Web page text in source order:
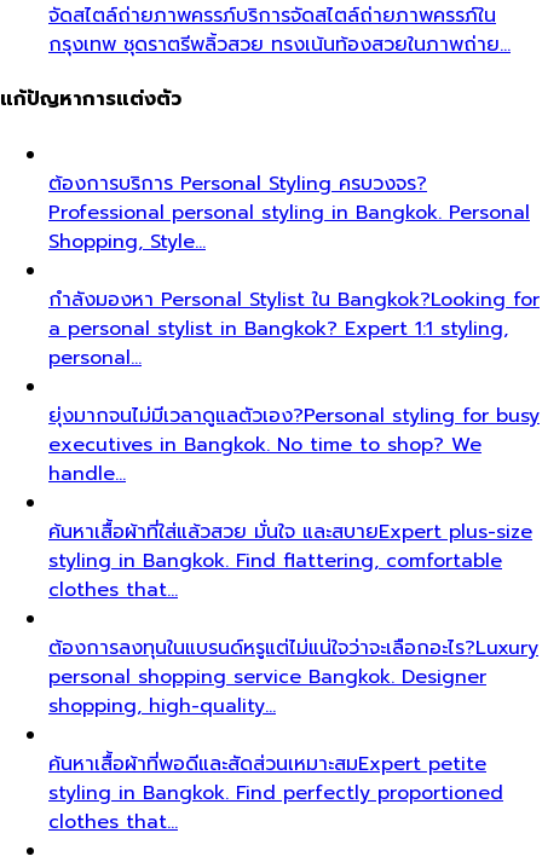
จัดสไตล์ถ่ายภาพครรภ์บริการจัดสไตล์ถ่ายภาพครรภ์ใน
กรุงเทพ ชุดราตรีพลิ้วสวย ทรงเน้นท้องสวยในภาพถ่าย…
แก้ปัญหาการแต่งตัว
ต้องการบริการ Personal Styling ครบวงจร?
Professional personal styling in Bangkok. Personal
Shopping, Style…
กำลังมองหา Personal Stylist ใน Bangkok?Looking for
a personal stylist in Bangkok? Expert 1:1 styling,
personal…
ยุ่งมากจนไม่มีเวลาดูแลตัวเอง?Personal styling for busy
executives in Bangkok. No time to shop? We
handle…
ค้นหาเสื้อผ้าที่ใส่แล้วสวย มั่นใจ และสบายExpert plus-size
styling in Bangkok. Find flattering, comfortable
clothes that…
ต้องการลงทุนในแบรนด์หรูแต่ไม่แน่ใจว่าจะเลือกอะไร?Luxury
personal shopping service Bangkok. Designer
shopping, high-quality…
ค้นหาเสื้อผ้าที่พอดีและสัดส่วนเหมาะสมExpert petite
styling in Bangkok. Find perfectly proportioned
clothes that…